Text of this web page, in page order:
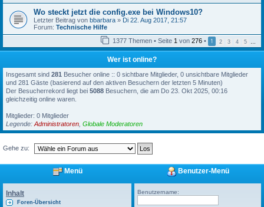
Wo steckt jetzt die config.exe bei Windows10?
Letzter Beitrag von bbarbara » Di 22. Aug 2017, 21:57
Forum: Technische Hilfe
1377 Themen • Seite 1 von 276 • 1 2 3 4 5 …
Wer ist online?
Insgesamt sind 281 Besucher online :: 0 sichtbare Mitglieder, 0 unsichtbare Mitglieder
und 281 Gäste (basierend auf den aktiven Besuchern der letzten 5 Minuten)
Der Besucherrekord liegt bei 5088 Besuchern, die am Do 23. Okt 2025, 00:16
gleichzeitig online waren.
Mitglieder: 0 Mitglieder
Legende: Administratoren Globale Moderatoren
Gehe zu:
Menü
Inhalt
Foren-Übersicht
Benutzer-Menü
Benutzername: